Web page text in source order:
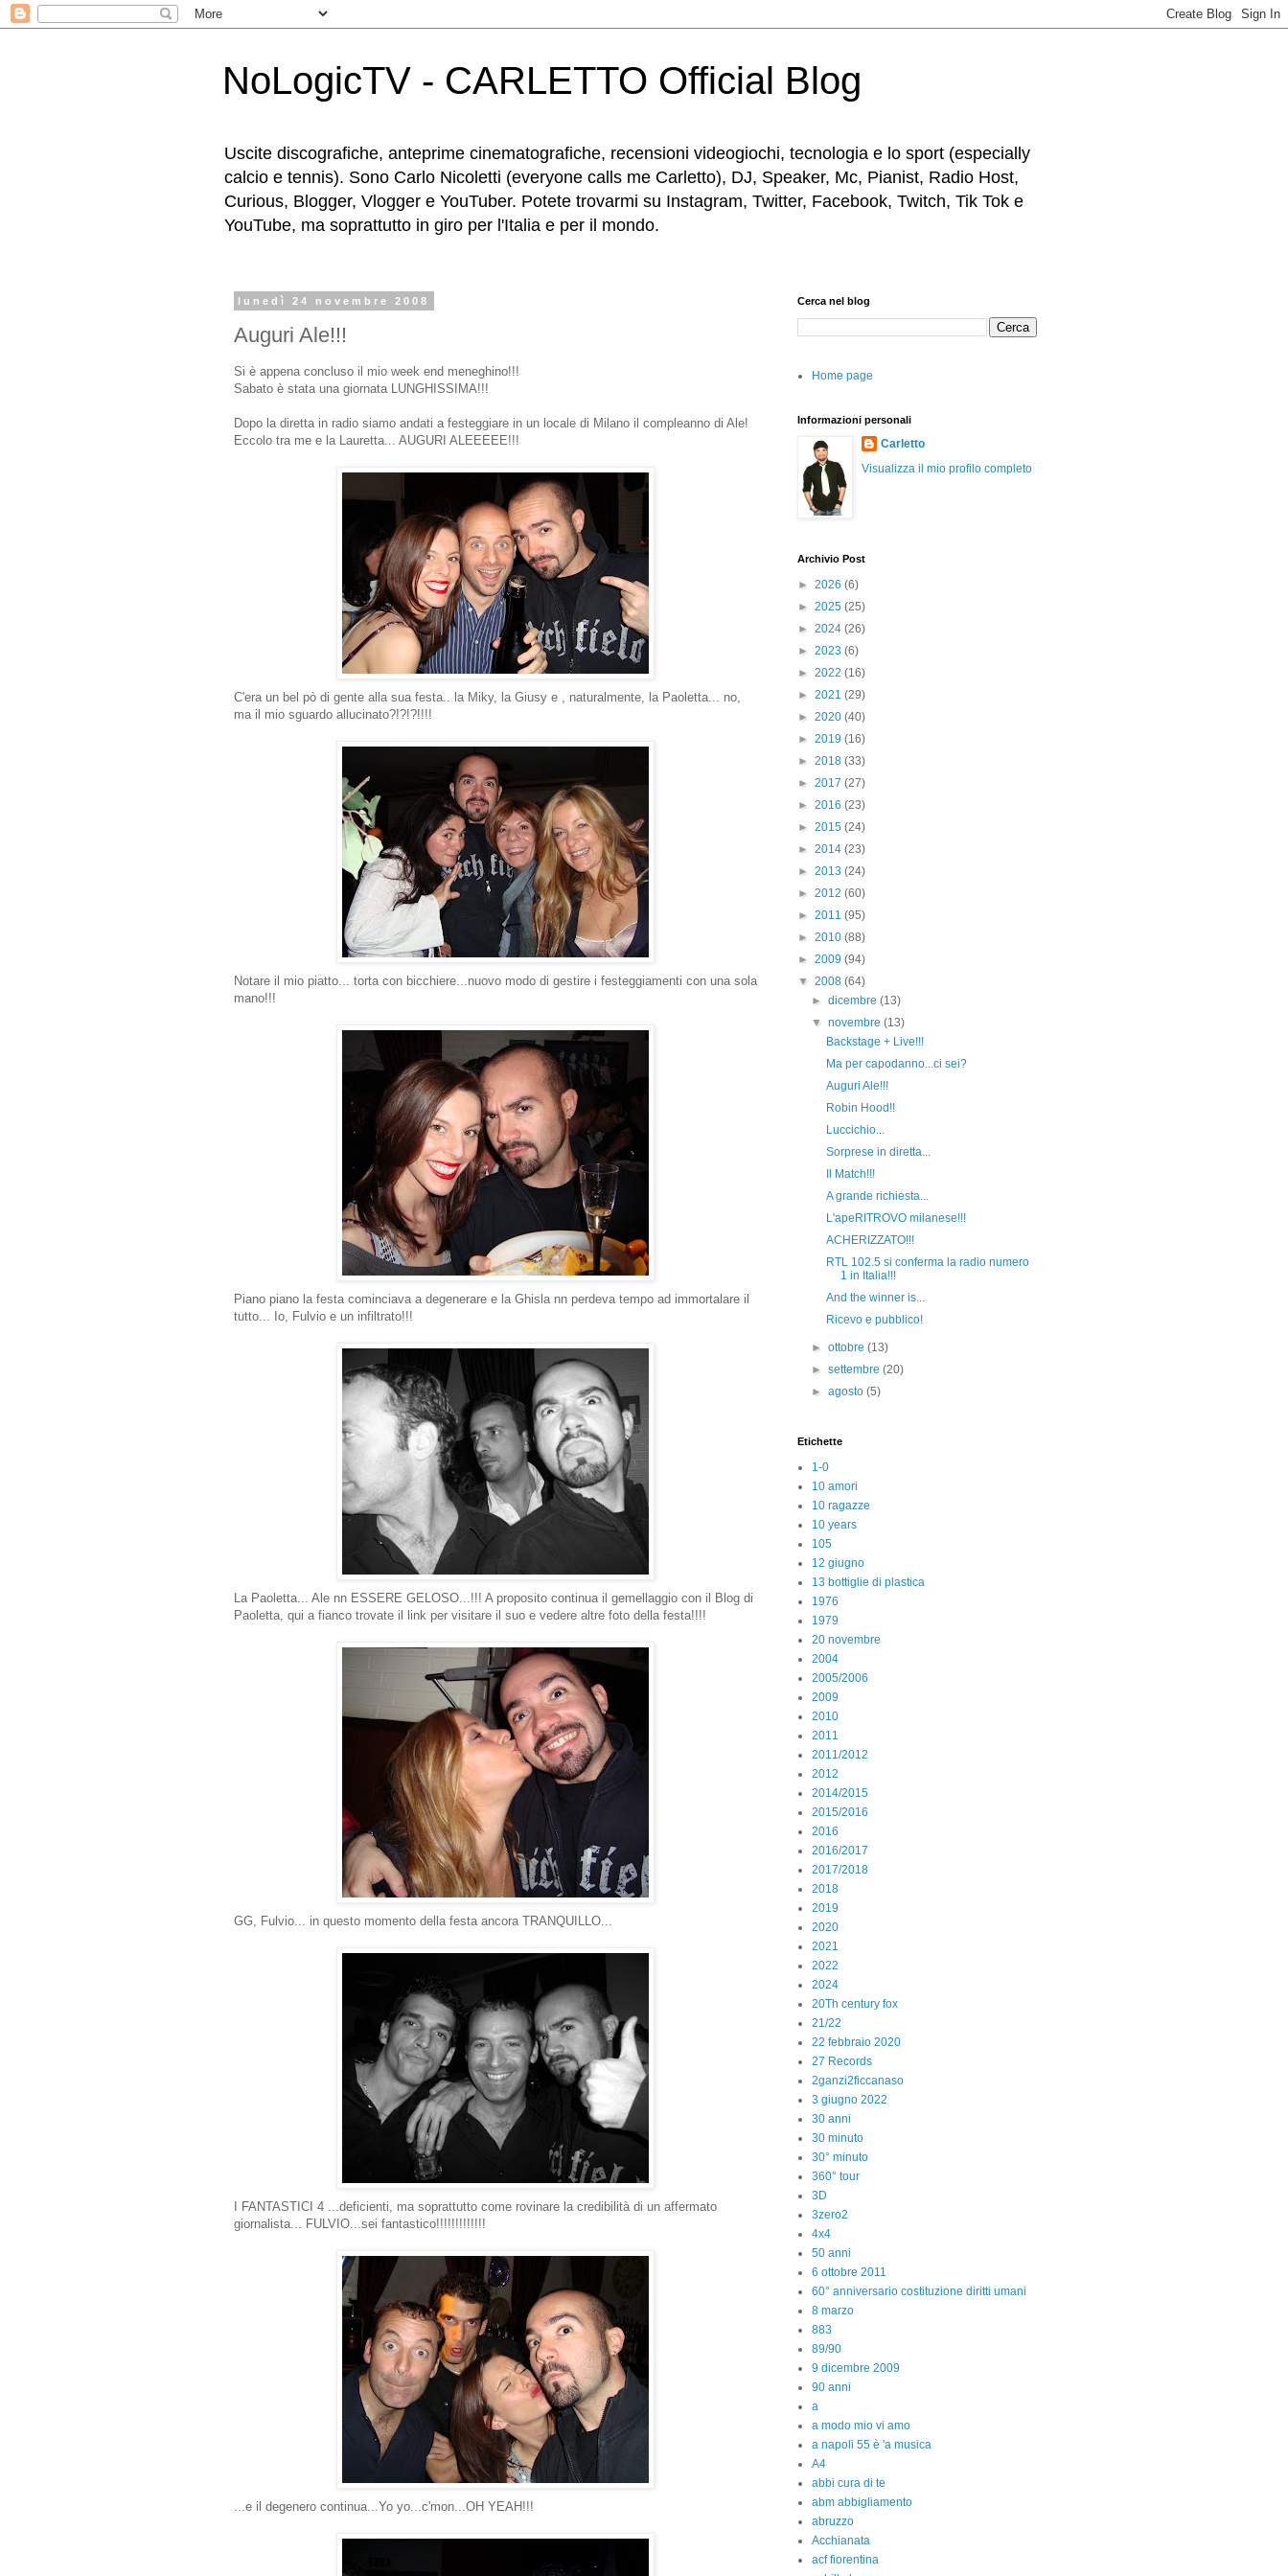
NoLogicTV - CARLETTO Official Blog
Uscite discografiche, anteprime cinematografiche, recensioni videogiochi, tecnologia e lo sport (especially
calcio e tennis). Sono Carlo Nicoletti (everyone calls me Carletto), DJ, Speaker, Mc, Pianist, Radio Host,
Curious, Blogger, Vlogger e YouTuber. Potete trovarmi su Instagram, Twitter, Facebook, Twitch, Tik Tok e
YouTube, ma soprattutto in giro per l'Italia e per il mondo.
lunedì 24 novembre 2008
Auguri Ale!!!
Si è appena concluso il mio week end meneghino!!!
Sabato è stata una giornata LUNGHISSIMA!!!
Dopo la diretta in radio siamo andati a festeggiare in un locale di Milano il compleanno di Ale!
Eccolo tra me e la Lauretta... AUGURI ALEEEEE!!!
C'era un bel pò di gente alla sua festa.. la Miky, la Giusy e , naturalmente, la Paoletta... no,
ma il mio sguardo allucinato?!?!?!!!!
Notare il mio piatto... torta con bicchiere...nuovo modo di gestire i festeggiamenti con una sola
mano!!!
Piano piano la festa cominciava a degenerare e la Ghisla nn perdeva tempo ad immortalare il
tutto... Io, Fulvio e un infiltrato!!!
La Paoletta... Ale nn ESSERE GELOSO...!!! A proposito continua il gemellaggio con il Blog di
Paoletta, qui a fianco trovate il link per visitare il suo e vedere altre foto della festa!!!!
GG, Fulvio... in questo momento della festa ancora TRANQUILLO...
I FANTASTICI 4 ...deficienti, ma soprattutto come rovinare la credibilità di un affermato
giornalista... FULVIO...sei fantastico!!!!!!!!!!!!!
...e il degenero continua...Yo yo...c'mon...OH YEAH!!!
Cerca nel blog
Home page
Informazioni personali
Carletto
Visualizza il mio profilo completo
Archivio Post
► 2026 (6)
► 2025 (25)
► 2024 (26)
► 2023 (6)
► 2022 (16)
► 2021 (29)
► 2020 (40)
► 2019 (16)
► 2018 (33)
► 2017 (27)
► 2016 (23)
► 2015 (24)
► 2014 (23)
► 2013 (24)
► 2012 (60)
► 2011 (95)
► 2010 (88)
► 2009 (94)
▼ 2008 (64)
►dicembre(13)
▼novembre(13)
Backstage + Live!!!
Ma per capodanno...ci sei?
Auguri Ale!!!
Robin Hood!!
Luccichio...
Sorprese in diretta...
Il Match!!!
A grande richiesta...
L'apeRITROVO milanese!!!
ACHERIZZATO!!!
RTL 102.5 si conferma la radio numero
1 in Italia!!!
And the winner is...
Ricevo e pubblico!
►ottobre(13)
►settembre(20)
►agosto(5)
Etichette
1-0
10 amori
10 ragazze
10 years
105
12 giugno
13 bottiglie di plastica
1976
1979
20 novembre
2004
2005/2006
2009
2010
2011
2011/2012
2012
2014/2015
2015/2016
2016
2016/2017
2017/2018
2018
2019
2020
2021
2022
2024
20Th century fox
21/22
22 febbraio 2020
27 Records
2ganzi2ficcanaso
3 giugno 2022
30 anni
30 minuto
30° minuto
360° tour
3D
3zero2
4x4
50 anni
6 ottobre 2011
60° anniversario costituzione diritti umani
8 marzo
883
89/90
9 dicembre 2009
90 anni
a
a modo mio vi amo
a napoli 55 è 'a musica
A4
abbi cura di te
abm abbigliamento
abruzzo
Acchianata
acf fiorentina